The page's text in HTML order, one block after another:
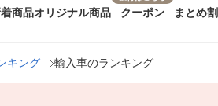
商品オリジナル商品 クーポン まとめ割
キング 輸入車のランキング